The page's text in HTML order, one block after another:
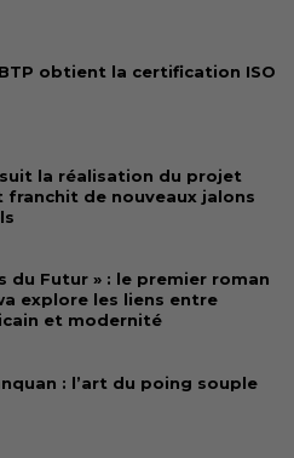
BTP obtient la certification ISO
la réalisation du projet
franchit de nouveaux jalons
du Futur » : le premier roman
explore les liens entre
et modernité
: l’art du poing souple